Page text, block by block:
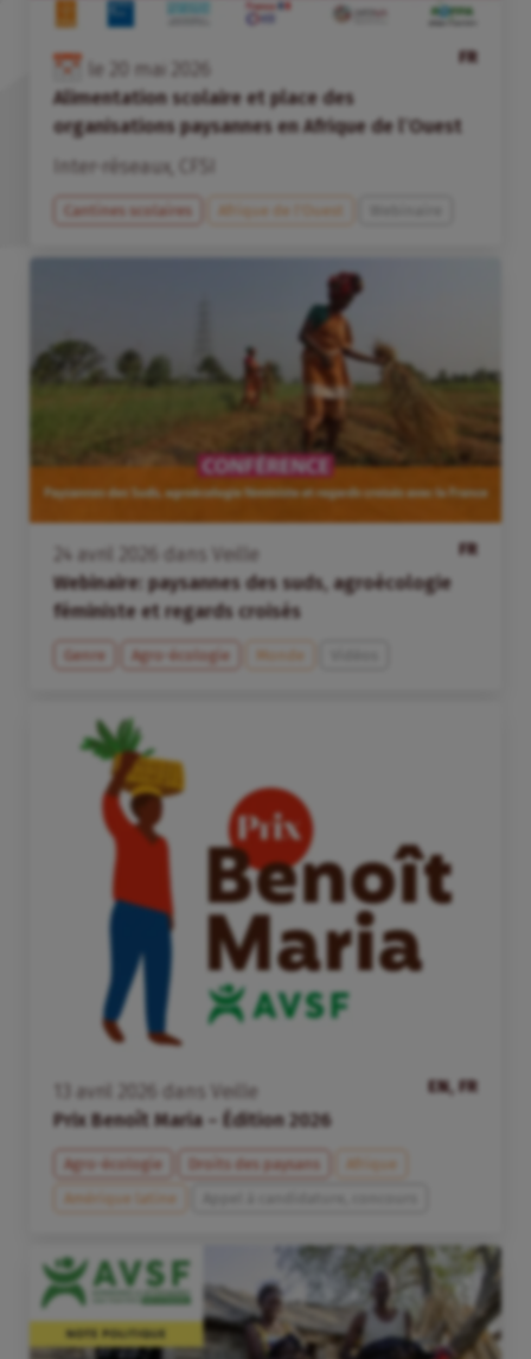
FR
le mai
Alimentation scolaire et place des
organisations paysannes en Afrique de l’Ouest
Inter-réseaux
Cantines scolaires Afrique de l’Ouest
FR
24 avril dans
Veille
Webinaire: paysannes des suds, agroécologie
féministe et regards croisés
Genre Agro-écologie Monde
EN, FR
avril dans
Veille
Prix Benoît Maria – Édition 2026
Agro-écologie Droits des paysans
Afrique
Amérique latine